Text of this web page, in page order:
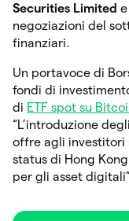
Securities Limited e
negoziazioni del
finanziari.
Un portavoce di
fondi di
di ETF spot su
“L’introduzione
offre agli investitori
status di Hong
per gli asset